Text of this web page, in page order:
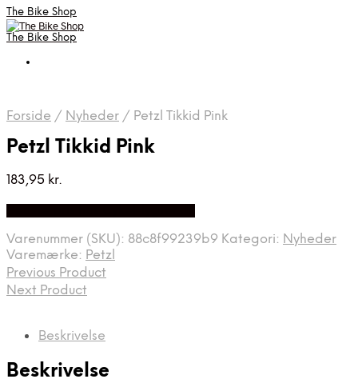
The Bike Shop
The Bike Shop
Forside / Nyheder / Petzl Tikkid Pink
Petzl Tikkid Pink
183,95 kr.
Varenummer (SKU): 88c8f99239b9 Kategori: Nyheder
Varemærke: Petzl
Previous Product
Next Product
Beskrivelse
Beskrivelse